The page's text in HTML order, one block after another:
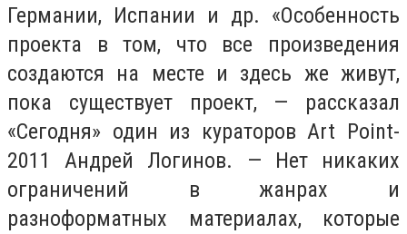
Германии, Испании и др. «Особенность
проекта в том, что все произведения
создаются на месте и здесь же живут,
пока существует проект, — рассказал
«Сегодня» один из кураторов Art Point-
2011 Андрей Логинов. — Нет никаких
ограничений в жанрах и
разноформатных материалах, которые